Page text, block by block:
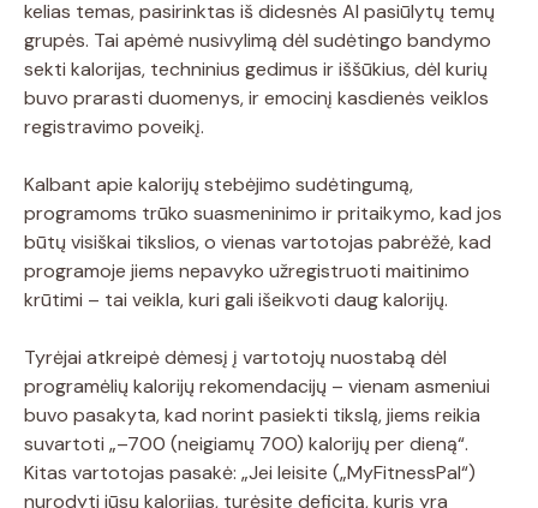
kelias temas, pasirinktas iš didesnės AI pasiūlytų temų
grupės. Tai apėmė nusivylimą dėl sudėtingo bandymo
sekti kalorijas, techninius gedimus ir iššūkius, dėl kurių
buvo prarasti duomenys, ir emocinį kasdienės veiklos
registravimo poveikį.
Kalbant apie kalorijų stebėjimo sudėtingumą,
programoms trūko suasmeninimo ir pritaikymo, kad jos
būtų visiškai tikslios, o vienas vartotojas pabrėžė, kad
programoje jiems nepavyko užregistruoti maitinimo
krūtimi – tai veikla, kuri gali išeikvoti daug kalorijų.
Tyrėjai atkreipė dėmesį į vartotojų nuostabą dėl
programėlių kalorijų rekomendacijų – vienam asmeniui
buvo pasakyta, kad norint pasiekti tikslą, jiems reikia
suvartoti „–700 (neigiamų 700) kalorijų per dieną“.
Kitas vartotojas pasakė: „Jei leisite („MyFitnessPal“)
nurodyti jūsų kalorijas, turėsite deficitą, kuris yra